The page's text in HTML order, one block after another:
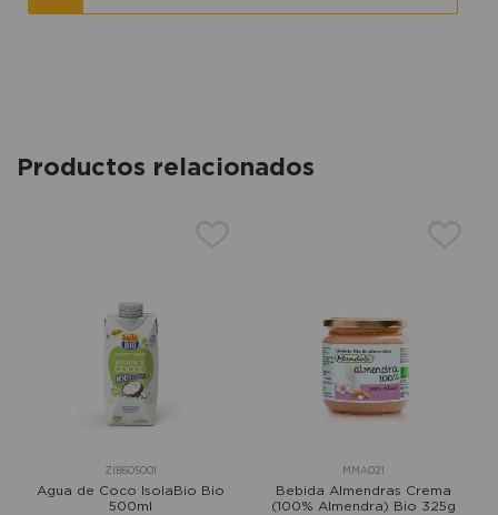
Productos relacionados
ZIB605001
Agua de Coco IsolaBio Bio
500ml
MMA021
Bebida Almendras Crema
(100% Almendra) Bio 325g